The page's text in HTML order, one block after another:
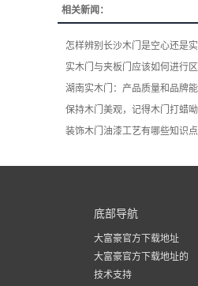
相关新闻：
怎样辨别长沙木门是空心还是
实木门与夹板门应该如何进行
湖南实木门：产品质量和品牌
保持木门美观，记得木门打蜡呦
装饰木门油漆工艺有哪些知识
底部导航
大富豪官方下载地址
大富豪官方下载地址的
技术支持